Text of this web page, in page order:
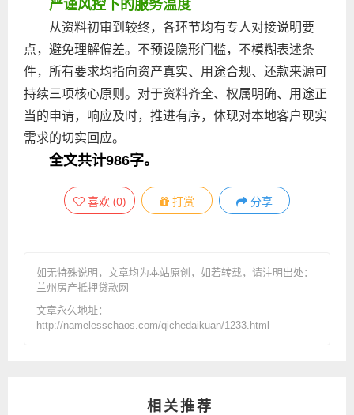
严谨风控下的服务温度
从资料初审到较终，各环节均有专人对接说明要
点，避免理解偏差。不预设隐形门槛，不模糊表述条
件，所有要求均指向资产真实、用途合规、还款来源可
持续三项核心原则。对于资料齐全、权属明确、用途正
当的申请，响应及时，推进有序，体现对本地客户现实
需求的切实回应。
全文共计986字。
喜欢 (0) 打赏 分享
如无特殊说明，文章均为本站原创 ，如若转载，请注明出处：
兰州房产抵押贷款网
文章永久地址：
http://namelesschaos.com/qichedaikuan/1233.html
相关推荐